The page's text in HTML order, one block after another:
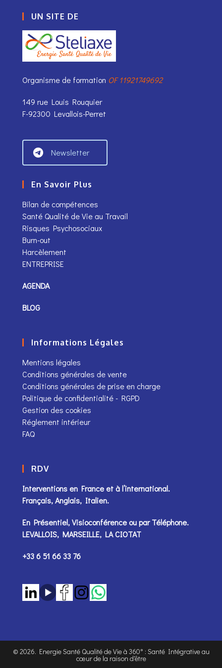
UN SITE DE
Organisme de formation OF 11921749692
149 rue Louis Rouquier
F-92300 Levallois-Perret
Newsletter
En Savoir Plus
Bilan de compétences
Santé Qualité de Vie au Travail
Risques Psychosociaux
Burn-out
Harcèlement
ENTREPRISE
AGENDA
BLOG
Informations Légales
Mentions légales
Conditions générales de vente
Conditions générales de prise en charge
Politique de confidentialité - RGPD
Gestion des cookies
Réglement intérieur
FAQ
RDV
Interventions en France et à l’international.
Français, Anglais, Italien.
En Présentiel, Visioconférence ou parTéléphone.
LEVALLOIS, MARSEILLE, LA CIOTAT
+33 6 51 66 33 76
© 2026. Energie Santé Qualité de Vie à 360° : Santé Intégrative au
cœur de la raison d'être